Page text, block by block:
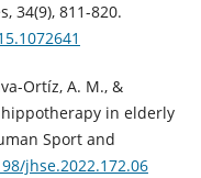
34(9), 811-820.
Ortíz, A. M., &
hippotherapy in elderly
Sport and
jhse.2022.172.06